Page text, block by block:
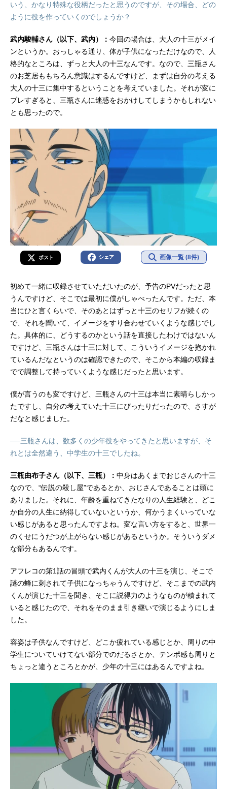
いう、かなり特殊な役柄だったと思うのですが、その場合、どの
ように役を作っていくのでしょうか？
武内駿輔さん（以下、武内）： 今回の場合は、大人の十三がメイ
ンというか。おっしゃる通り、体が子供になっただけなので、人
格的なところは、ずっと大人の十三なんです。なので、三瓶さん
のお芝居ももちろん意識はするんですけど、まずは自分の考える
大人の十三に集中するということを考えていました。それが変に
ブレすぎると、三瓶さんに迷惑をおかけしてしまうかもしれない
とも思ったので。
ポスト シェア 画像一覧 (8件)
初めて一緒に収録させていただいたのが、予告のPVだったと思
うんですけど、そこでは最初に僕がしゃべったんです。ただ、本
当にひと言くらいで、そのあとはずっと十三のセリフが続くの
で、それを聞いて、イメージをすり合わせていくような感じでし
た。具体的に、どうするのかという話を直接したわけではないん
ですけど、三瓶さんは十三に対して、こういうイメージを抱かれ
ているんだなというのは確認できたので、そこから本編の収録ま
でで調整して持っていくような感じだったと思います。
僕が言うのも変ですけど、三瓶さんの十三は本当に素晴らしかっ
たですし、自分の考えていた十三にぴったりだったので、さすが
だなと感じました。
──三瓶さんは、数多くの少年役をやってきたと思いますが、そ
れとは全然違う、中学生の十三でしたね。
三瓶由布子さん（以下、三瓶）： 中身はあくまでおじさんの十三
なので、“伝説の殺し屋”であるとか、おじさんであることは頭に
ありました。それに、年齢を重ねてきたなりの人生経験と、どこ
か自分の人生に納得していないというか、何かうまくいっていな
い感じがあると思ったんですよね。変な言い方をすると、世界一
のくせにうだつが上がらない感じがあるというか。そういうダメ
な部分もあるんです。
アフレコの第1話の冒頭で武内くんが大人の十三を演じ、そこで
謎の蜂に刺されて子供になっちゃうんですけど、そこまでの武内
くんが演じた十三を聞き、そこに説得力のようなものが積まれて
いると感じたので、それをそのまま引き継いで演じるようにしま
した。
容姿は子供なんですけど、どこか疲れている感じとか、周りの中
学生についていけてない部分でのだるさとか、テンポ感も周りと
ちょっと違うところとかが、少年の十三にはあるんですよね。